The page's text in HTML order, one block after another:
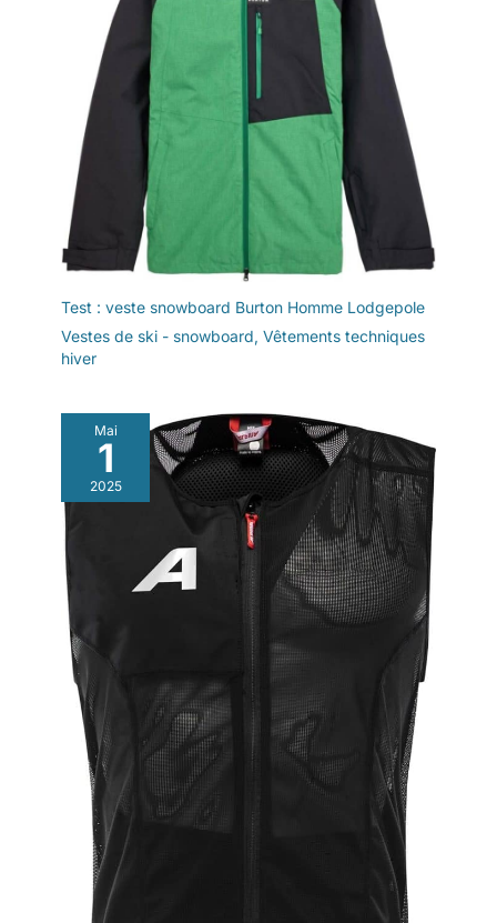
Test : veste snowboard Burton Homme Lodgepole
Vestes de ski - snowboard, Vêtements techniques
hiver
Mai
1
2025